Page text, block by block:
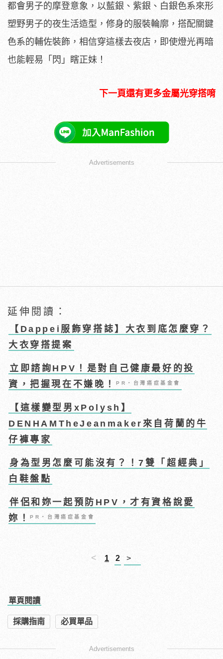
都會男子的摩登意象，以藍銀、紫銀、白銀色系來形
塑野男子的夜生活造型，修身的服裝輪廓，搭配關鍵
色系的輔佐裝飾，相信穿這樣去夜店，即使燈光再暗
也能輕易「閃」瞎正妹！
下一頁還有更多金屬光穿搭唷
Advertisements
延伸閱讀：
【Dappei服飾穿搭誌】大衣到底怎麼穿？
大衣穿搭提案
立即諮詢HPV！是對自己健康最好的投
資，把握現在不嫌晚！PR・台灣癌症基金會
【這樣變型男xPolysh】
DENHAMTheJeanmaker來自荷蘭的牛
仔褲專家
身為型男怎麼可能沒有？！7雙「超經典」
白鞋盤點
伴侶和妳一起預防HPV，才有資格說愛
妳！PR・台灣癌症基金會
< 1 2 >
單頁閱讀
採購指南 必買單品
Advertisements